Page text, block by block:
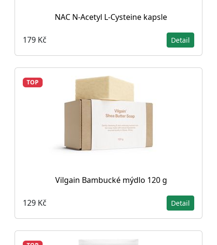
NAC N-Acetyl L-Cysteine ​​kapsle
179 Kč Detail
TOP
Vilgain Bambucké mýdlo 120 g
129 Kč Detail